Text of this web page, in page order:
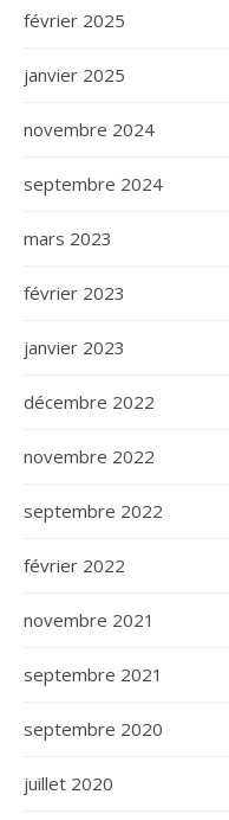
février 2025
janvier 2025
novembre 2024
septembre 2024
mars 2023
février 2023
janvier 2023
décembre 2022
novembre 2022
septembre 2022
février 2022
novembre 2021
septembre 2021
septembre 2020
juillet 2020